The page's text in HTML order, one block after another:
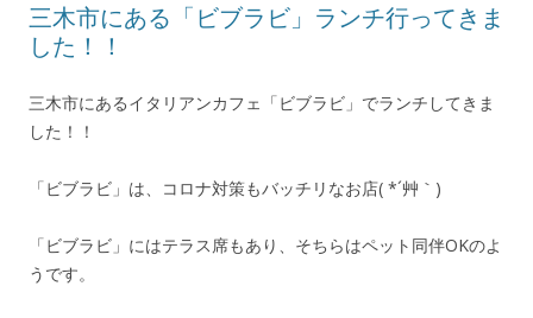
三木市にある「ビブラビ」ランチ行ってきま
した！！
三木市にあるイタリアンカフェ「ビブラビ」でランチしてきま
した！！
「ビブラビ」は、コロナ対策もバッチリなお店( *´艸｀)
「ビブラビ」にはテラス席もあり、そちらはペット同伴OKのよ
うです。